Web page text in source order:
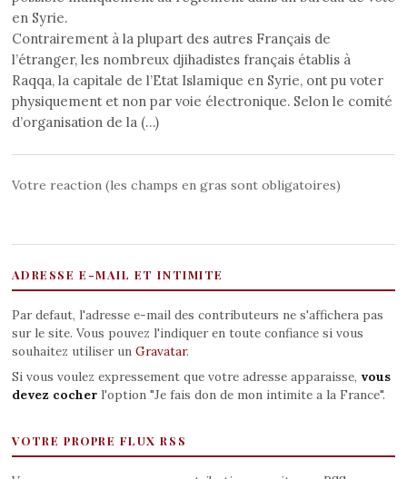
en Syrie.
Contrairement à la plupart des autres Français de
l’étranger, les nombreux djihadistes français établis à
Raqqa, la capitale de l’Etat Islamique en Syrie, ont pu voter
physiquement et non par voie électronique. Selon le comité
d’organisation de la (…)
Votre reaction (les champs en gras sont obligatoires)
ADRESSE E-MAIL ET INTIMITE
Par defaut, l'adresse e-mail des contributeurs ne s'affichera pas
sur le site. Vous pouvez l'indiquer en toute confiance si vous
souhaitez utiliser un Gravatar.
Si vous voulez expressement que votre adresse apparaisse, vous
devez cocherl'option "Je fais don de mon intimite a la France".
VOTRE PROPRE FLUX RSS